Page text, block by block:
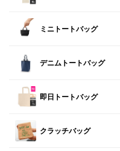
ミニトートバッグ
デニムトートバッグ
即日トートバッグ
クラッチバッグ